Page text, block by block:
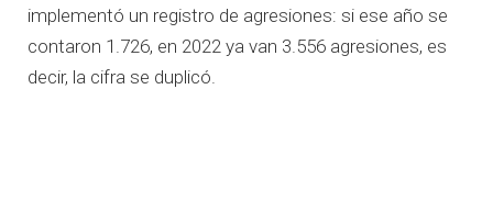
implementó un registro de agresiones: si ese año se
contaron 1.726, en 2022 ya van 3.556 agresiones, es
decir, la cifra se duplicó.